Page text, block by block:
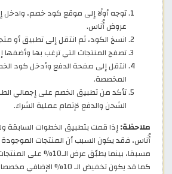
توجه أولًا إلى موقع كود خصم،
عروض أُناس.
انسخ الكود، ثم انتقل إلى تطبيق أو
تصفح المنتجات التي ترغب بها
المخصصة.
تأكد من تطبيق الخصم على إجمالي
الشحن والدفع لإتمام عملية الشراء.
ملاحظة:إذا قمت بتطبيق الخطوات
أُناس، فقد يكون السبب أن المنتجات
مسبقا، بينما يطبّق عرض
كما قد يكون تخفيض الـ 10%